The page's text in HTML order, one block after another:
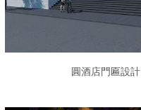
圓酒店門匾設計